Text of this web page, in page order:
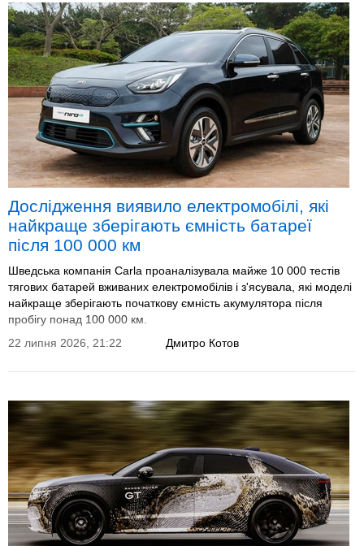
Дослідження виявило електромобілі, які
найкраще зберігають ємність батареї
після 100 000 км
Шведська компанія Carla проаналізувала майже 10 000 тестів
тягових батарей вживаних електромобілів і з'ясувала, які моделі
найкраще зберігають початкову ємність акумулятора після
пробігу понад 100 000 км.
Дмитро Котов
22 липня 2026, 21:22